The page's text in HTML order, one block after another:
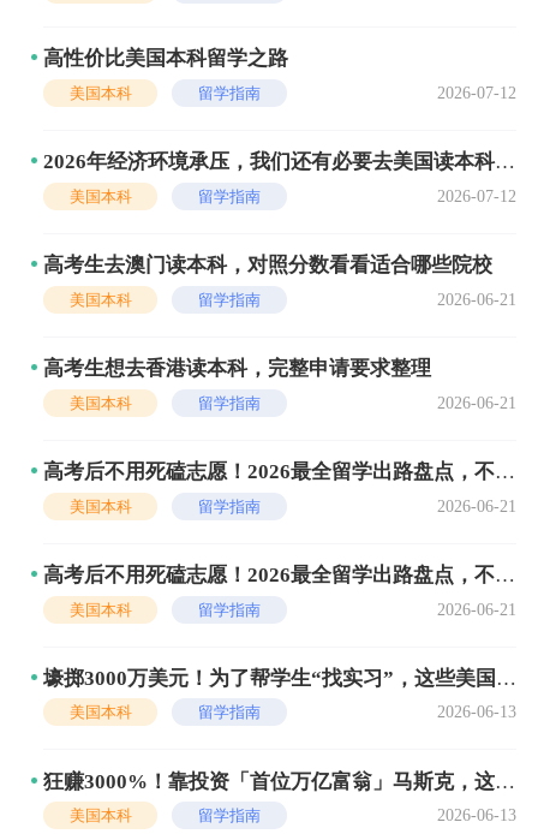
高性价比美国本科留学之路
美国本科 留学指南 2026-07-12
2026年经济环境承压，我们还有必要去美国读本科
吗？美国本科 留学指南 2026-07-12
高考生去澳门读本科，对照分数看看适合哪些院校
美国本科 留学指南 2026-06-21
高考生想去香港读本科，完整申请要求整理
美国本科 留学指南 2026-06-21
高考后不用死磕志愿！2026最全留学出路盘点，不同
分数都有好选择
美国本科 留学指南 2026-06-21
高考后不用死磕志愿！2026最全留学出路盘点，不同
分数都有好选择
美国本科 留学指南 2026-06-21
壕掷3000万美元！为了帮学生“找实习”，这些美国大
学有多拼？
美国本科 留学指南 2026-06-13
狂赚3000%！靠投资「首位万亿富翁」马斯克，这所
Top 20美国大学躺赢全场！
美国本科 留学指南 2026-06-13